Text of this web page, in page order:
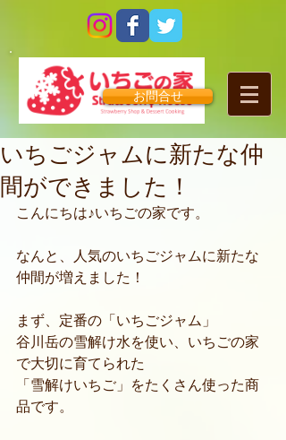
お問合せ
いちごジャムに新たな仲
間ができました！
こんにちは♪いちごの家です。
なんと、人気のいちごジャムに新たな
仲間が増えました！
まず、定番の「いちごジャム」
谷川岳の雪解け水を使い、いちごの家
で大切に育てられた
「雪解けいちご」をたくさん使った商
品です。